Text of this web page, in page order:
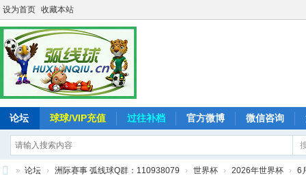
设为首页 收藏本站
论坛 球球/VIP充值 过往补档 官方微博 微信咨询
» 论坛 › 洲际赛事 弧线球Q群：110938079 › 世界杯 › 2026年世界杯 › 6